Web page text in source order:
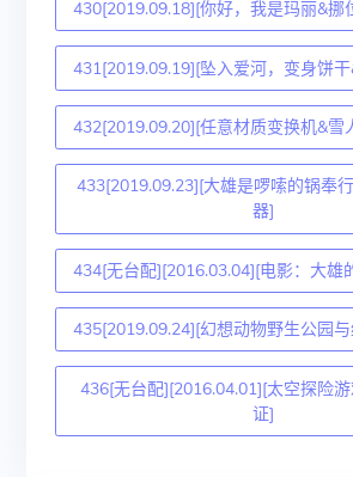
430[2019.09.18][你好，我是玛丽&挪
431[2019.09.19][坠入爱河，变身饼
432[2019.09.20][任意材质变换机&雪
433[2019.09.23][大雄是啰嗦的锅奉
器]
434[无台配][2016.03.04][电影：大雄
435[2019.09.24][幻想动物野生公园
436[无台配][2016.04.01][太空探险
证]